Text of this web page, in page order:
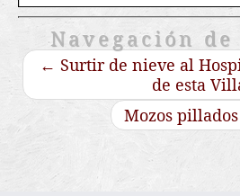
Navegación
← Surtir de nieve al
de esta
Mozos